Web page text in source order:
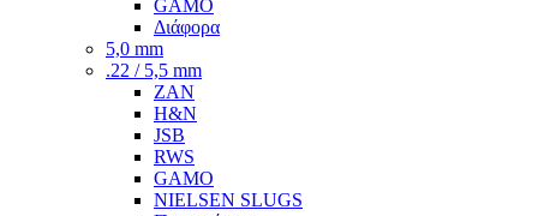
GAMO
Διάφορα
5,0 mm
.22 / 5,5 mm
ZAN
H&N
JSB
RWS
GAMO
NIELSEN SLUGS